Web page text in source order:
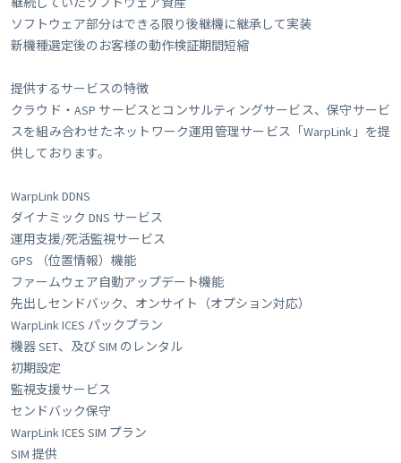
ソフトウェア部分はできる限り後継機に継承して実装
新機種選定後のお客様の動作検証期間短縮
提供するサービスの特徴
クラウド・ASP サービスとコンサルティングサービス、保守サービ
スを組み合わせたネットワーク運用管理サービス「WarpLink」を提
供しております。
WarpLink DDNS
ダイナミック DNS サービス
運用支援/死活監視サービス
GPS （位置情報）機能
ファームウェア自動アップデート機能
先出しセンドバック、オンサイト（オプション対応）
WarpLink ICES パックプラン
機器 SET、及び SIM のレンタル
初期設定
監視支援サービス
センドバック保守
WarpLink ICES SIM プラン
SIM 提供